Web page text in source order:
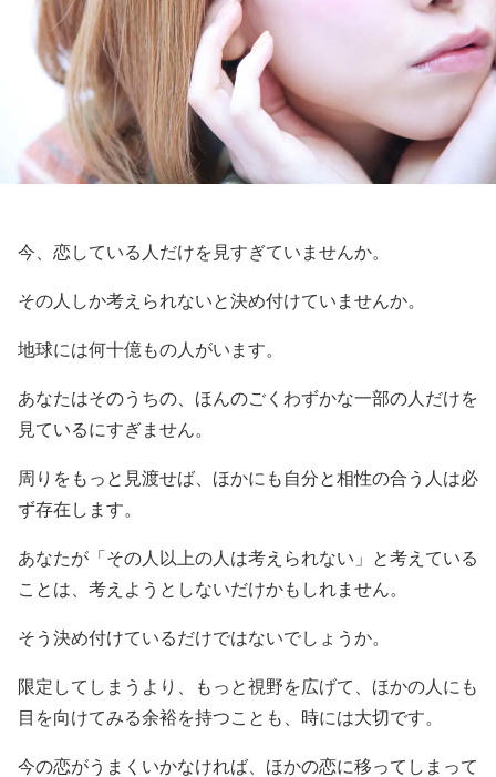
今、恋している人だけを見すぎていませんか。
その人しか考えられないと決め付けていませんか。
地球には何十億もの人がいます。
あなたはそのうちの、ほんのごくわずかな一部の人だけを
見ているにすぎません。
周りをもっと見渡せば、ほかにも自分と相性の合う人は必
ず存在します。
あなたが「その人以上の人は考えられない」と考えている
ことは、考えようとしないだけかもしれません。
そう決め付けているだけではないでしょうか。
限定してしまうより、もっと視野を広げて、ほかの人にも
目を向けてみる余裕を持つことも、時には大切です。
今の恋がうまくいかなければ、ほかの恋に移ってしまって